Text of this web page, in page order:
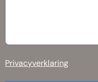
Privacyverklaring